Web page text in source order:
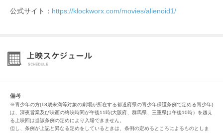
公式サイト： https://klockworx.com/movies/alienoid1/
備考
※青少年の方(18歳未満等対象の劇場が所在する都道府県の青少年保護条例で定める青少年)
は、深夜営業及び映画の終映時間が午後11時(大阪府、群馬県、三重県は午後10時）を越え
る上映回は当該条例の定めにより入場できません。
但し、条例が上記と異なる定めをしているときは、条例の定めるところによるものとしま